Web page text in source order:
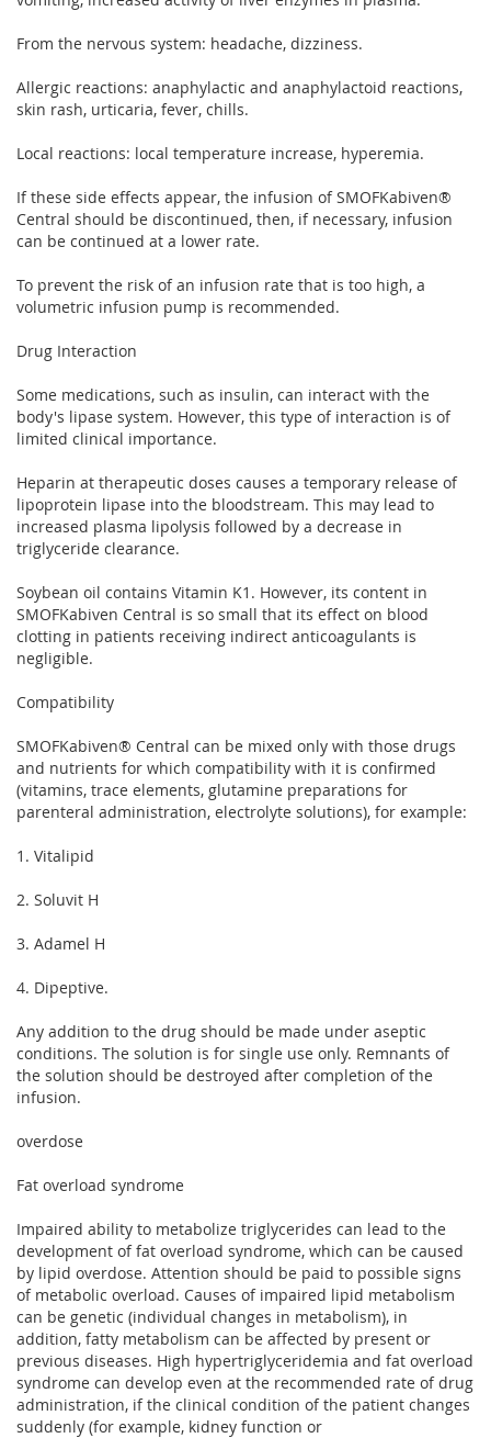
From the nervous system: headache, dizziness.
Allergic reactions: anaphylactic and anaphylactoid reactions,
skin rash, urticaria, fever, chills.
Local reactions: local temperature increase, hyperemia.
If these side effects appear, the infusion of SMOFKabiven®
Central should be discontinued, then, if necessary, infusion
can be continued at a lower rate.
To prevent the risk of an infusion rate that is too high, a
volumetric infusion pump is recommended.
Drug Interaction
Some medications, such as insulin, can interact with the
body's lipase system. However, this type of interaction is of
limited clinical importance.
Heparin at therapeutic doses causes a temporary release of
lipoprotein lipase into the bloodstream. This may lead to
increased plasma lipolysis followed by a decrease in
triglyceride clearance.
Soybean oil contains Vitamin K1. However, its content in
SMOFKabiven Central is so small that its effect on blood
clotting in patients receiving indirect anticoagulants is
negligible.
Compatibility
SMOFKabiven® Central can be mixed only with those drugs
and nutrients for which compatibility with it is confirmed
(vitamins, trace elements, glutamine preparations for
parenteral administration, electrolyte solutions), for example:
1. Vitalipid
2. Soluvit H
3. Adamel H
4. Dipeptive.
Any addition to the drug should be made under aseptic
conditions. The solution is for single use only. Remnants of
the solution should be destroyed after completion of the
infusion.
overdose
Fat overload syndrome
Impaired ability to metabolize triglycerides can lead to the
development of fat overload syndrome, which can be caused
by lipid overdose. Attention should be paid to possible signs
of metabolic overload. Causes of impaired lipid metabolism
can be genetic (individual changes in metabolism), in
addition, fatty metabolism can be affected by present or
previous diseases. High hypertriglyceridemia and fat overload
syndrome can develop even at the recommended rate of drug
administration, if the clinical condition of the patient changes
suddenly (for example, kidney function or